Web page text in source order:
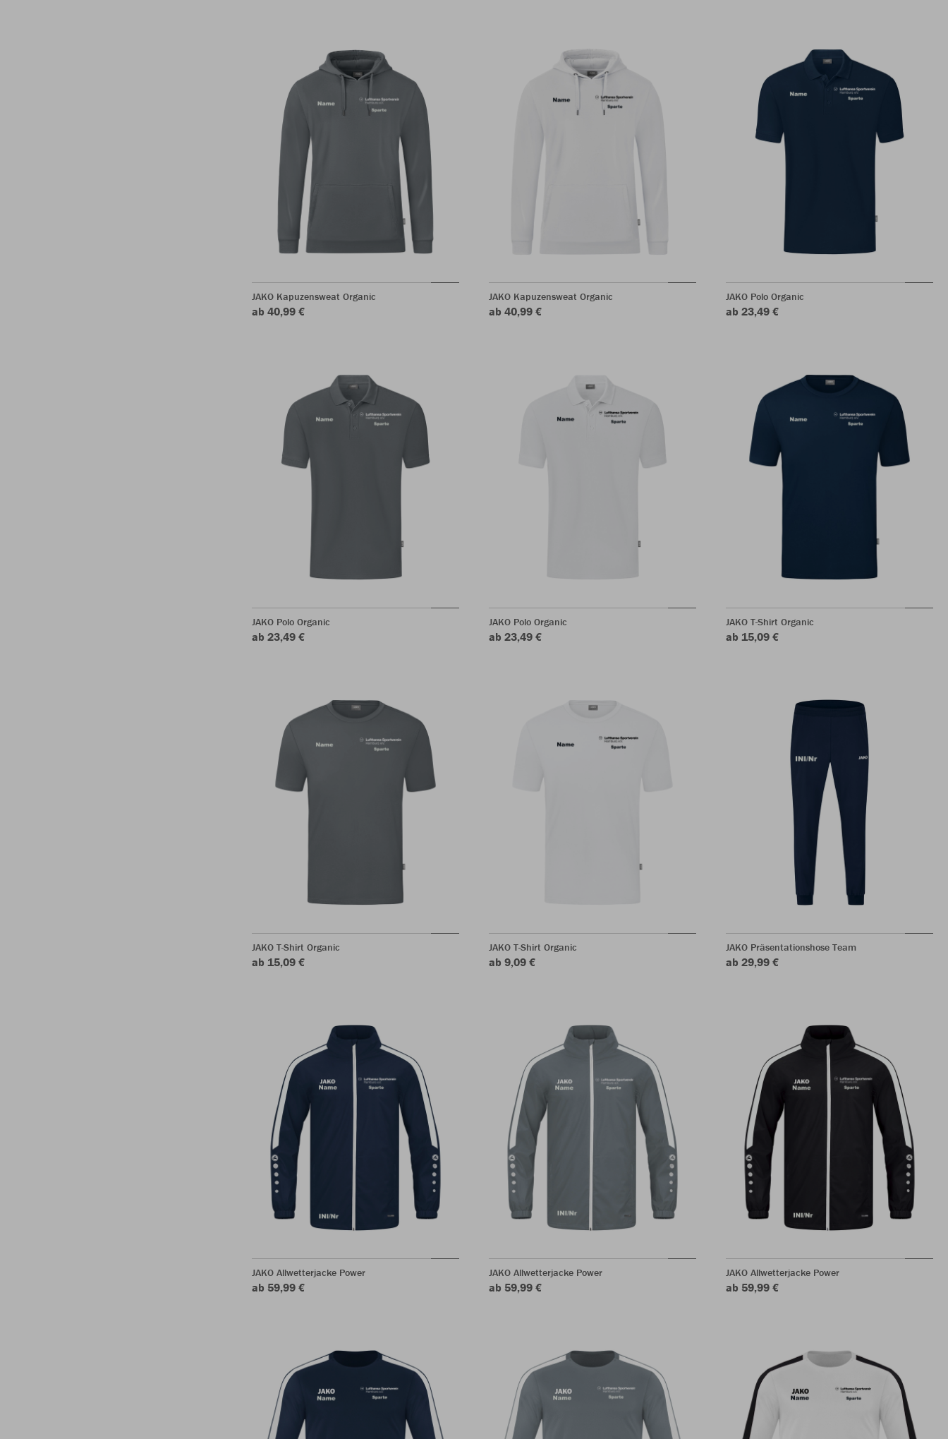
JAKO Kapuzensweat Organic
ab 40,99 €
JAKO Kapuzensweat Organic
ab 40,99 €
JAKO Polo Organic
ab 23,49 €
JAKO Polo Organic
ab 23,49 €
JAKO Polo Organic
ab 23,49 €
JAKO T-Shirt Organic
ab 15,09 €
JAKO T-Shirt Organic
ab 15,09 €
JAKO T-Shirt Organic
ab 9,09 €
JAKO Präsentationshose Team
ab 29,99 €
JAKO Allwetterjacke Power
ab 59,99 €
JAKO Allwetterjacke Power
ab 59,99 €
JAKO Allwetterjacke Power
ab 59,99 €